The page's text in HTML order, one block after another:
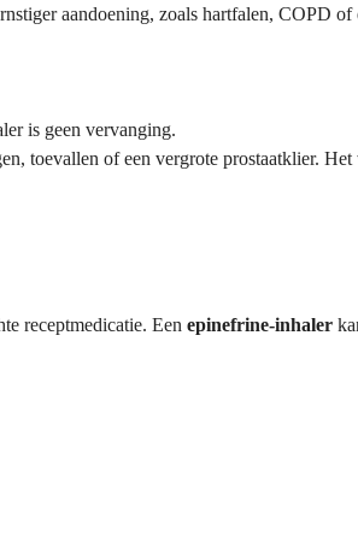
aandoening, zoals hartfalen, COPD
is geen vervanging.
toevallen of een vergrote prostaatklier. Het
receptmedicatie. Een epinefrine-inhaler